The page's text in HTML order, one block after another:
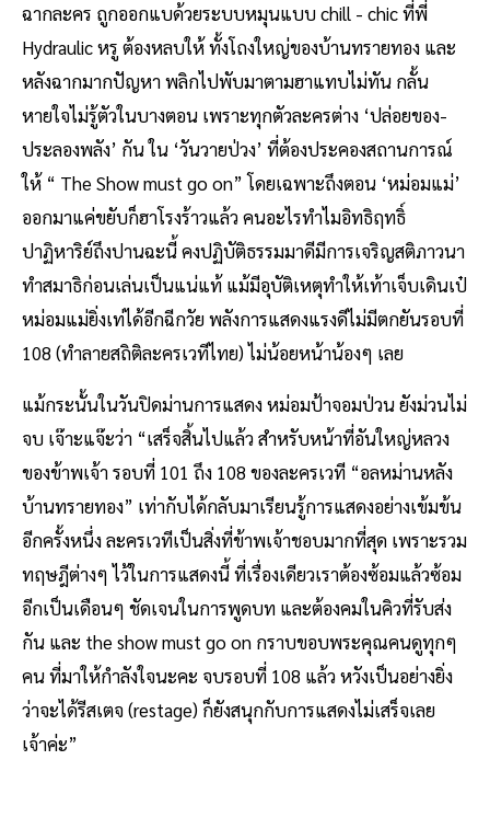
ฉากละคร ถูกออกแบด้วยระบบหมุนแบบ chill - chic ที่พี่
Hydraulic หรู ต้องหลบให้ ทั้งโถงใหญ่ของบ้านทรายทอง และ
หลังฉากมากปัญหา พลิกไปพับมาตามฮาแทบไม่ทัน กลั้น
หายใจไม่รู้ตัวในบางตอน เพราะทุกตัวละครต่าง ‘ปล่อยของ-
ประลองพลัง’ กัน ใน ‘วันวายป่วง’ ที่ต้องประคองสถานการณ์
ให้ “ The Show must go on” โดยเฉพาะถึงตอน ‘หม่อมแม่’
ออกมาแค่ขยับก็ฮาโรงร้าวแล้ว คนอะไรทำไมอิทธิฤทธิ์
ปาฏิหาริย์ถึงปานฉะนี้ คงปฏิบัติธรรมมาดีมีการเจริญสติภาวนา
ทำสมาธิก่อนเล่นเป็นแน่แท้ แม้มีอุบัติเหตุทำให้เท้าเจ็บเดินเป๋
หม่อมแม่ยิ่งเท่ได้อีกฉีกวัย พลังการแสดงแรงดีไม่มีตกยันรอบที่
108 (ทำลายสถิติละครเวทีไทย) ไม่น้อยหน้าน้องๆ เลย
แม้กระนั้นในวันปิดม่านการแสดง หม่อมป้าจอมป่วน ยังม่วนไม่
จบ เจ๊าะแจ๊ะว่า “เสร็จสิ้นไปแล้ว สำหรับหน้าที่อันใหญ่หลวง
ของข้าพเจ้า รอบที่ 101 ถึง 108 ของละครเวที “อลหม่านหลัง
บ้านทรายทอง” เท่ากับได้กลับมาเรียนรู้การแสดงอย่างเข้มข้น
อีกครั้งหนึ่ง ละครเวทีเป็นสิ่งที่ข้าพเจ้าชอบมากที่สุด เพราะรวม
ทฤษฎีต่างๆ ไว้ในการแสดงนี้ ที่เรื่องเดียวเราต้องซ้อมแล้วซ้อม
อีกเป็นเดือนๆ ชัดเจนในการพูดบท และต้องคมในคิวที่รับส่ง
กัน และ the show must go on กราบขอบพระคุณคนดูทุกๆ
คน ที่มาให้กำลังใจนะคะ จบรอบที่ 108 แล้ว หวังเป็นอย่างยิ่ง
ว่าจะได้รีสเตจ (restage) ก็ยังสนุกกับการแสดงไม่เสร็จเลย
เจ้าค่ะ”